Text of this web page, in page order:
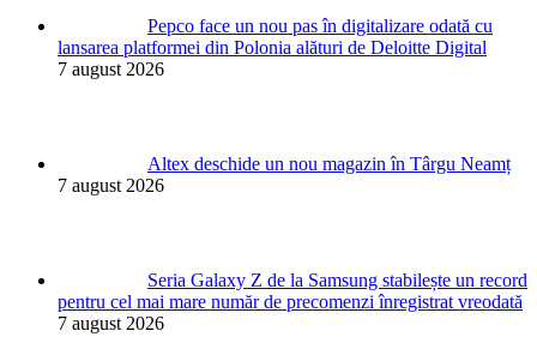
Pepco face un nou pas în digitalizare odată cu
lansarea platformei din Polonia alături de Deloitte Digital
7 august 2026
Altex deschide un nou magazin în Târgu Neamț
7 august 2026
Seria Galaxy Z de la Samsung stabilește un record
pentru cel mai mare număr de precomenzi înregistrat vreodată
7 august 2026